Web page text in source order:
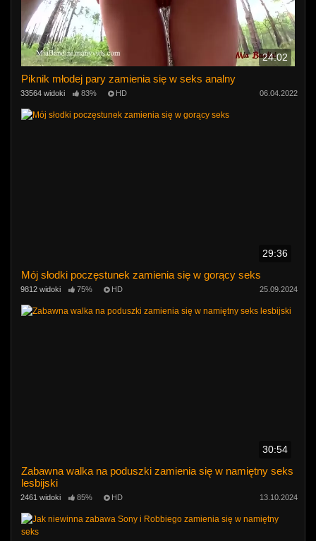
24:02
Piknik młodej pary zamienia się w seks analny
33564 widoki 83% HD 06.04.2022
29:36
Mój słodki poczęstunek zamienia się w gorący seks
9812 widoki 75% HD 25.09.2024
30:54
Zabawna walka na poduszki zamienia się w namiętny seks
lesbijski
2461 widoki 85% HD 13.10.2024